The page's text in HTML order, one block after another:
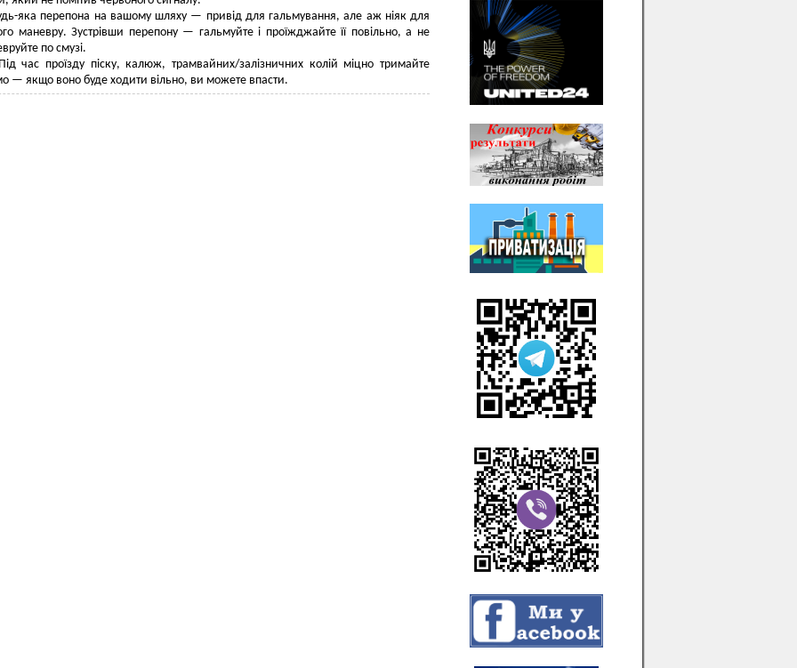
яка перепона на вашому шляху — привід для гальмування, але аж ніяк для
маневру. Зустрівши перепону — гальмуйте і проїжджайте її повільно, а не
по смузі.
час проїзду піску, калюж, трамвайних/залізничних колій міцно тримайте
— якщо воно буде ходити вільно, ви можете впасти.